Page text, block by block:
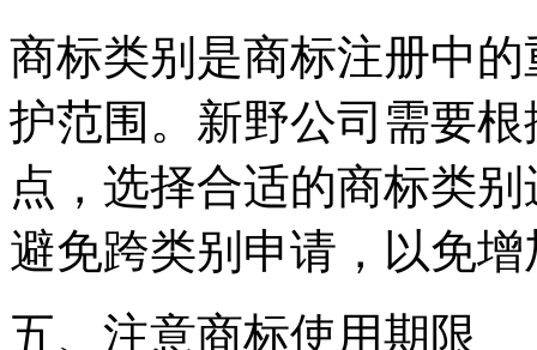
商标类别是商标注册中
护范围。新野公司需要
点，选择合适的商标类
避免跨类别申请，以免
五、注意商标使用期限